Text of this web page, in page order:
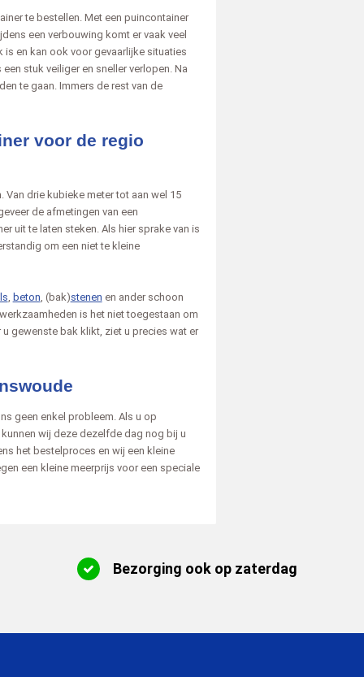
te bestellen. Met een puincontainer
een verbouwing komt er vaak veel
en kan ook voor gevaarlijke situaties
stuk veiliger en sneller verlopen. Na
te gaan. Immers de rest van de
voor de regio
drie kubieke meter tot aan wel 15
de afmetingen van een
uit te laten steken. Als hier sprake van is
om een niet te kleine
beton , (bak)stenen en ander schoon
is het niet toegestaan om
gewenste bak klikt, ziet u precies wat er
geen enkel probleem. Als u op
wij deze dezelfde dag nog bij u
het bestelproces en wij een kleine
een kleine meerprijs voor een speciale
Bezorging ook op zaterdag